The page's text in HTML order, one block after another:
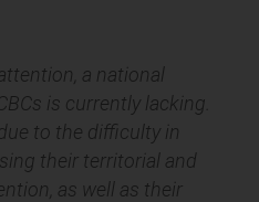
a national
is currently lacking.
to the difficulty in
their territorial and
as well as their